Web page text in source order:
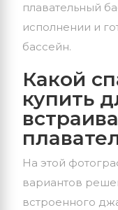
плавательный
исполнении и
бассейн.
Какой
купить
На этой
вариантов
встроенного